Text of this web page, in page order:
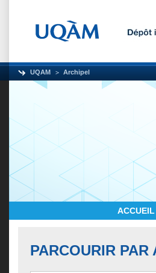
UQAM Archipel
ACCUEIL
PARCOURIR PAR